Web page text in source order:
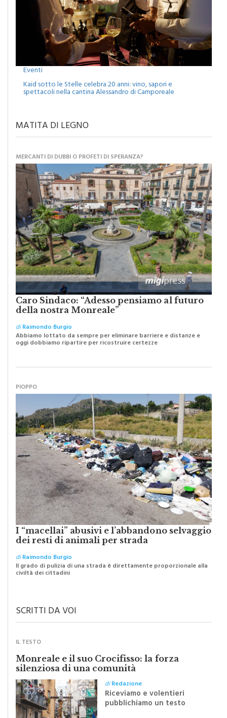
Kaid sotto le Stelle celebra 20 anni: vino, sapori e
spettacoli nella cantina Alessandro di Camporeale
Caro Sindaco: “Adesso pensiamo al futuro
della nostra Monreale”
diRaimondo Burgio
Abbiamo lottato da sempre per eliminare barriere e distanze e
oggi dobbiamo ripartire per ricostruire certezze
I “macellai” abusivi e l’abbandono selvaggio
dei resti di animali per strada
diRaimondo Burgio
Il grado di pulizia di una strada è direttamente proporzionale alla
civiltà dei cittadini
Monreale e il suo Crocifisso: la forza
silenziosa di una comunità
diRedazione
Riceviamo e volentieri
pubblichiamo un testo
inviato dalla scrittrice
monrealese Mariella